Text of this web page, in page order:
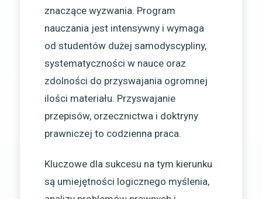
znaczące wyzwania. Program
nauczania jest intensywny i wymaga
od studentów dużej samodyscypliny,
systematyczności w nauce oraz
zdolności do przyswajania ogromnej
ilości materiału. Przyswajanie
przepisów, orzecznictwa i doktryny
prawniczej to codzienna praca.
Kluczowe dla sukcesu na tym kierunku
są umiejętności logicznego myślenia,